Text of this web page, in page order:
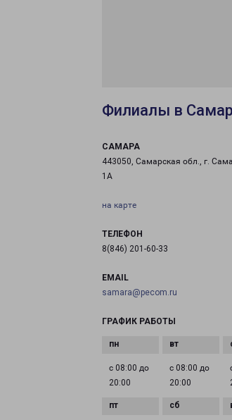
Филиалы в
САМАРА
443050, Самарская обл., г.
1А
на карте
ТЕЛЕФОН
8(846) 201-60-33
EMAIL
samara@pecom.ru
ГРАФИК РАБОТЫ
с 08:00 до
20:00
с 08:00 до
20:00